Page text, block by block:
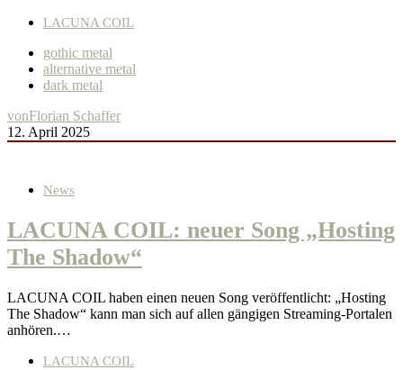
LACUNA COIL
gothic metal
alternative metal
dark metal
vonFlorian Schaffer
12. April 2025
News
LACUNA COIL: neuer Song „Hosting
The Shadow“
LACUNA COIL haben einen neuen Song veröffentlicht: „Hosting
The Shadow“ kann man sich auf allen gängigen Streaming-Portalen
anhören.…
LACUNA COIL